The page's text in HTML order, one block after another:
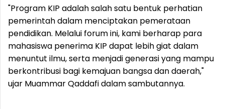
"Program KIP adalah salah satu bentuk perhatian
pemerintah dalam menciptakan pemerataan
pendidikan. Melalui forum ini, kami berharap para
mahasiswa penerima KIP dapat lebih giat dalam
menuntut ilmu, serta menjadi generasi yang mampu
berkontribusi bagi kemajuan bangsa dan daerah,"
ujar Muammar Qaddafi dalam sambutannya.